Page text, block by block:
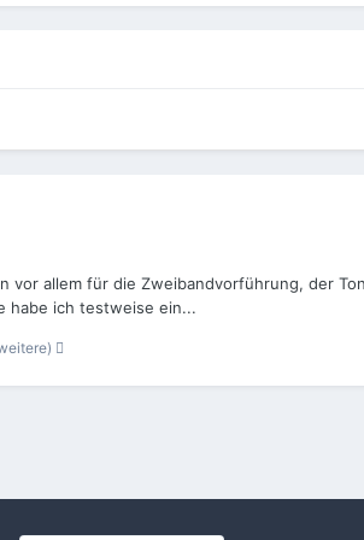
allem für die Zweibandvorführung, der
habe ich testweise ein...